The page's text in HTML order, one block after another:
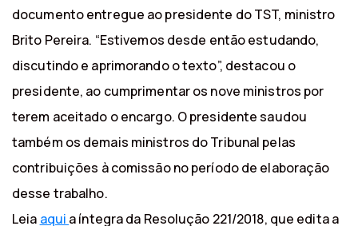
documento entregue ao presidente do TST, ministro
Brito Pereira. “Estivemos desde então estudando,
discutindo e aprimorando o texto”, destacou o
presidente, ao cumprimentar os nove ministros por
terem aceitado o encargo. O presidente saudou
também os demais ministros do Tribunal pelas
contribuições à comissão no período de elaboração
desse trabalho.
Leia aqui a íntegra da Resolução 221/2018, que edita a